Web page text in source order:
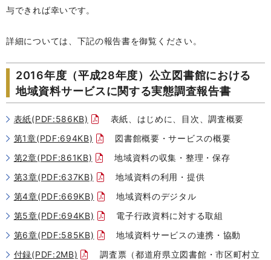
与できれば幸いです。
詳細については、下記の報告書を御覧ください。
2016年度（平成28年度）公立図書館における
地域資料サービスに関する実態調査報告書
表紙(PDF:586KB)
表紙、はじめに、目次、調査概要
第1章(PDF:694KB)
図書館概要・サービスの概要
第2章(PDF:861KB)
地域資料の収集・整理・保存
第3章(PDF:637KB)
地域資料の利用・提供
第4章(PDF:669KB)
地域資料のデジタル
第5章(PDF:694KB)
電子行政資料に対する取組
第6章(PDF:585KB)
地域資料サービスの連携・協動
付録(PDF:2MB)
調査票（都道府県立図書館・市区町村立